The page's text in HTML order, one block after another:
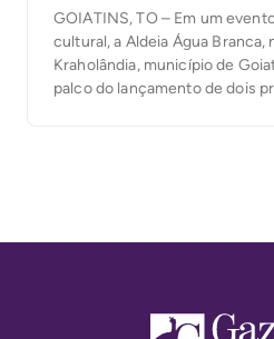
GOIATINS, TO – Em um
cultural, a Aldeia Água Branca,
Kraholândia, município de
palco do lançamento de dois